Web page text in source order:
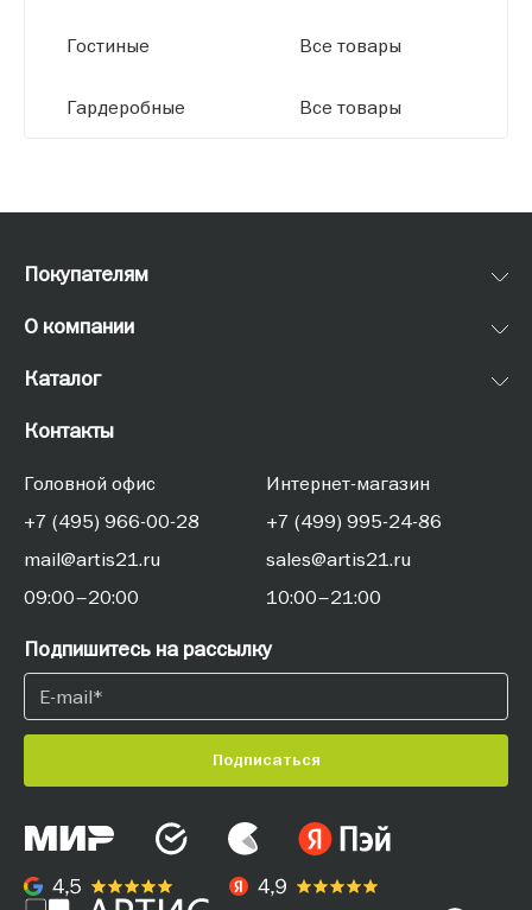
Гостиные
Гардеробные
Все товары
Все товары
Покупателям
О компании
Каталог
Контакты
Головной офис
+7 (495) 966-00-28
mail@artis21.ru
09:00–20:00
Интернет-магазин
+7 (499) 995-24-86
sales@artis21.ru
10:00–21:00
Подпишитесь на рассылку
Подписаться